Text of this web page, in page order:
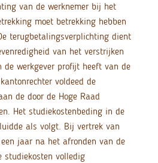
van de werknemer bij het
moet betrekking hebben
terugbetalingsverplichting dient
van het verstrijken
de werkgever profijt heeft van de
voldeed de
de door de Hoge Raad
Het studiekostenbeding in de
als volgt. Bij vertrek van
jaar na het afronden van de
studiekosten volledig